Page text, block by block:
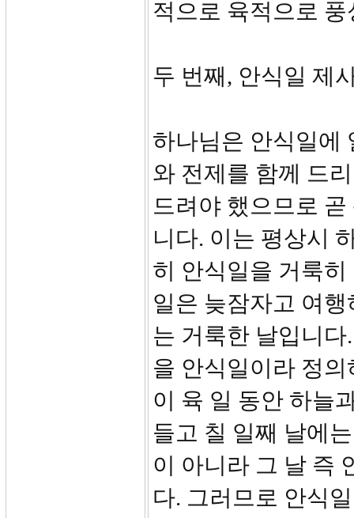
적으로 육적으로
두 번째, 안식일 제
하나님은 안식일에
와 전제를 함께 드
드려야 했으므로
니다. 이는 평상시
히 안식일을 거룩
일은 늦잠자고 여
는 거룩한 날입니
을 안식일이라 정
이 육 일 동안 하늘
들고 칠 일째 날에
이 아니라 그 날 즉
다. 그러므로 안식